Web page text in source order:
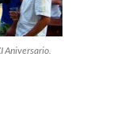
Aniversario.